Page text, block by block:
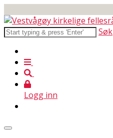
Søk
Logg inn